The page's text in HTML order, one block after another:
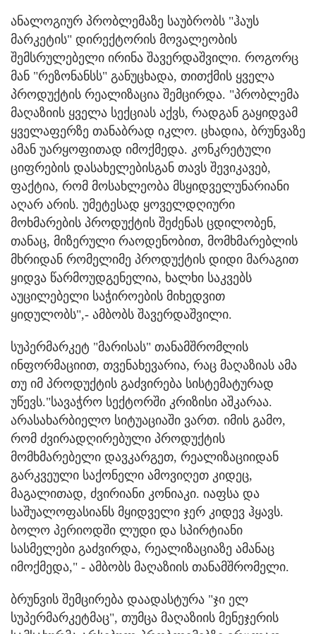
ანალოგიურ პრობლემაზე საუბრობს "ჰაუს
მარკეტის" დირექტორის მოვალეობის
შემსრულებელი ირინა შავერდაშვილი. როგორც
მან "რეზონანსს" განუცხადა, თითქმის ყველა
პროდუქტის რეალიზაცია შემცირდა. "პრობლემა
მაღაზიის ყველა სექციას აქვს, რადგან გაყიდვამ
ყველაფერზე თანაბრად იკლო. ცხადია, ბრუნვაზე
ამან უარყოფითად იმოქმედა. კონკრეტული
ციფრების დასახელებისგან თავს შევიკავებ,
ფაქტია, რომ მოსახლეობა მსყიდველუნარიანი
აღარ არის. უმეტესად ყოველდღიური
მოხმარების პროდუქტის შეძენას ცდილობენ,
თანაც, მიზერული რაოდენობით, მომხმარებლის
მხრიდან რომელიმე პროდუქტის დიდი მარაგით
ყიდვა წარმოუდგენელია, ხალხი საკვებს
აუცილებელი საჭიროების მიხედვით
ყიდულობს",- ამბობს შავერდაშვილი.
სუპერმარკეტ "მარისას" თანამშრომლის
ინფორმაციით, თვენახევარია, რაც მაღაზიას ამა
თუ იმ პროდუქტის გაძვირება სისტემატურად
უწევს."სავაჭრო სექტორში კრიზისი აშკარაა.
არასახარბიელო სიტუაციაში ვართ. იმის გამო,
რომ ძვირადღირებული პროდუქტის
მომხმარებელი დავკარგეთ, რეალიზაციიდან
გარკვეული საქონელი ამოვიღეთ კიდეც,
მაგალითად, ძვირიანი კონიაკი. იაფსა და
საშუალოფასიანს მყიდველი ჯერ კიდევ ჰყავს.
ბოლო პერიოდში ლუდი და სპირტიანი
სასმელები გაძვირდა, რეალიზაციაზე ამანაც
იმოქმედა," - ამბობს მაღაზიის თანამშრომელი.
ბრუნვის შემცირება დაადასტურა "ჯი ელ
სუპერმარკეტმაც", თუმცა მაღაზიის მენეჯერის